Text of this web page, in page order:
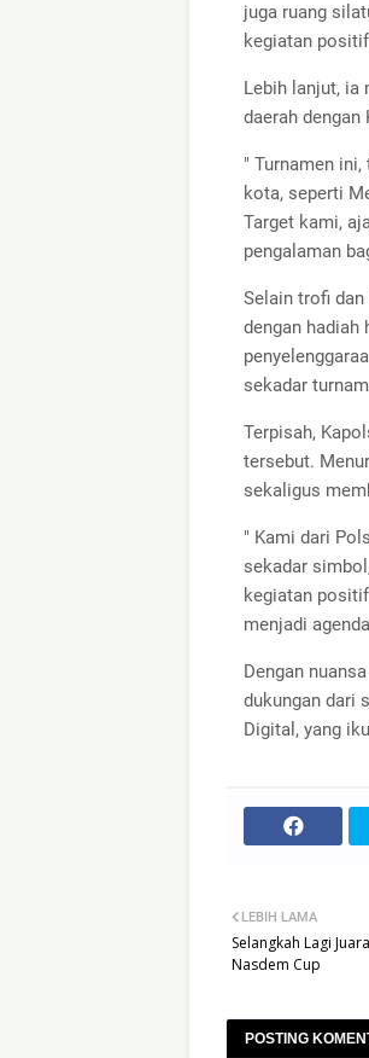
juga ruang
kegiatan
Lebih lanjut, ia
daerah dengan
" Turnamen
kota, seperti
Target kami,
pengalaman
Selain trofi
dengan hadiah
sekadar
Terpisah,
tersebut.
sekaligus
" Kami dari
sekadar
kegiatan
menjadi
Dengan
dukungan dari
Digital, yang
LEBIH LAMA
Selangkah Lagi
Nasdem Cup
POSTING